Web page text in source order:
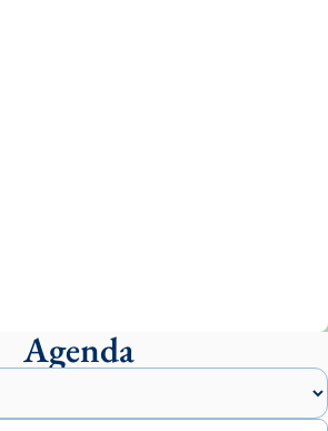
27 de juliol la missa de Les
Agenda